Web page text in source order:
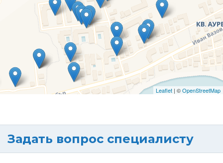
Leaflet | ©OpenStreetMap
Задать вопрос специалисту